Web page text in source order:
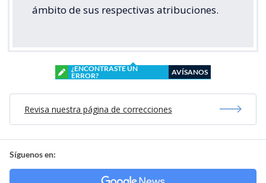
ámbito de sus respectivas atribuciones.
¿ENCONTRASTE UN
ERROR?
AVÍSANOS
Revisa nuestra página de correcciones
Síguenos en: